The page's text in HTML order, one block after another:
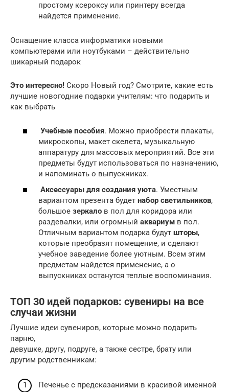
простому ксероксу или принтеру всегда
найдется применение.
Оснащение класса информатики новыми
компьютерами или ноутбуками – действительно
шикарный подарок
Это интересно! Скоро Новый год? Смотрите, какие есть
лучшие новогодние подарки учителям: что подарить и
как выбрать
Учебные пособия. Можно приобрести плакаты,
микроскопы, макет скелета, музыкальную
аппаратуру для массовых мероприятий. Все эти
предметы будут использоваться по назначению,
и напоминать о выпускниках.
Аксессуары для создания уюта. Уместным
вариантом презента будет набор светильников,
большое зеркало в пол для коридора или
раздевалки, или огромный аквариум в пол.
Отличным вариантом подарка будут шторы,
которые преобразят помещение, и сделают
учебное заведение более уютным. Всем этим
предметам найдется применение, а о
выпускниках останутся теплые воспоминания.
ТОП 30 идей подарков: сувениры на все
случаи жизни
Лучшие идеи сувениров, которые можно подарить
парню,
девушке, другу, подруге, а также сестре, брату или
другим родственникам:
Печенье с предсказаниями в красивой именной